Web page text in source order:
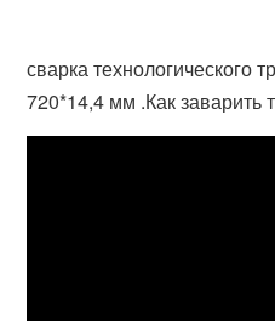
сварка технологического
720*14,4 мм .Как заварить